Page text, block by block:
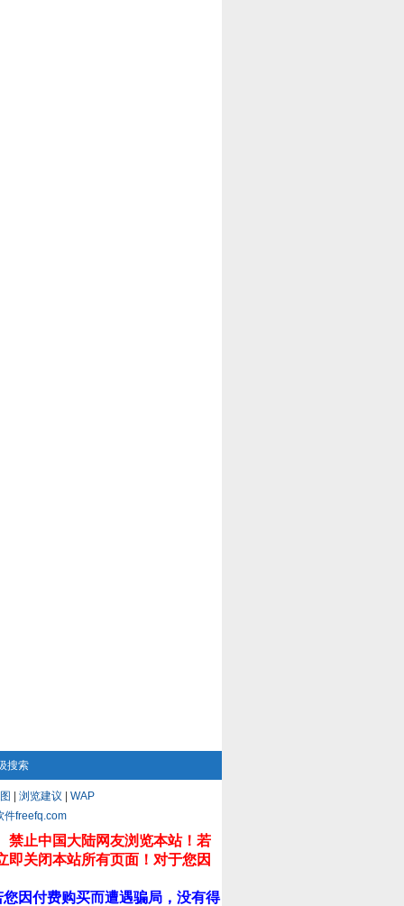
搜索
浏览建议
WAP
freefq.com
禁止中国大陆网友浏览本站！若
关闭本站所有页面！对于您因
因付费购买而遭遇骗局，没有得